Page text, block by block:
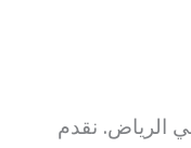
الرياض. نقدم